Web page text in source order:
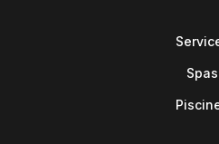
Spas